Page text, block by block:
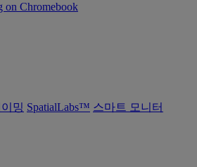
on Chromebook
밍 SpatialLabs™ 스마트 모니터